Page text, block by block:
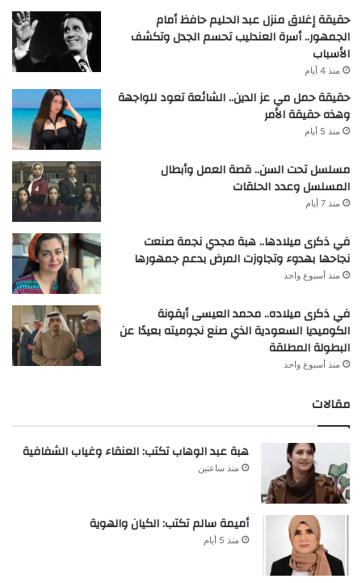
حقيقة إغلاق منزل عبد الحليم حافظ أمام
الجمهور.. أسرة العندليب تحسم الجدل وتكشف
الأسباب
منذ 4 أيام
حقيقة حمل مي عز الدين.. الشائعة تعود للواجهة
وهذه حقيقة الأمر
منذ 5 أيام
مسلسل تحت السن.. قصة العمل وأبطال
المسلسل وعدد الحلقات
منذ 7 أيام
في ذكرى ميلادها.. هبة مجدي نجمة صنعت
نجاحها بهدوء وتجاوزت المرض بدعم جمهورها
منذ أسبوع واحد
في ذكرى ميلاده.. محمد العيسى أيقونة
الكوميديا السعودية الذي صنع نجوميته بعيدًا عن
البطولة المطلقة
منذ أسبوع واحد
مقالات
هبة عبد الوهاب تكتب: العنقاء وغياب الشفافية
منذ ساعتين
أميمة سالم تكتب: الكيان والهوية
منذ 5 أيام